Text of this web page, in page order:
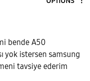
bende A50
yok istersen samsung
tavsiye ederim